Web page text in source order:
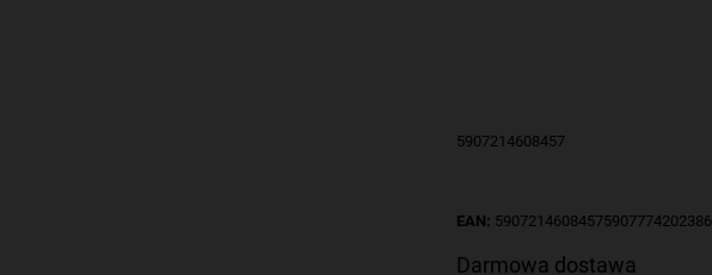
5907214608457
EAN: 59072146084575907774202386
Darmowa dostawa